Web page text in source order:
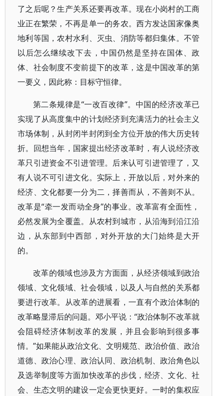
了之后呢？生产关系还要再改革。现在小岗村的工商
业正在繁荣，不再是单一的务农。西方发达国家像奥
地利等国，农村水利、灭虫、消防等都归集体。不管
以后怎么继续改下去，中国仍然是坚持在国体、政
体、社会制度不变前提下的改革，这是中国改革的第
一要义，因此称：目标守恒律。
第二条规律是“一改百改律”。中国的经济改革已
实现了从高度集中的计划经济到充满活力的社会主义
市场体制，从封闭半封闭到全方位开放的伟大历史转
折。回想当年，国家提出经济改革时，有人说经济改
革只引进资金不引进管理。后来认可引进管理了，又
有人说不可引进文化。实际上，开放以后，对外来的
经济、文化都要一分为二，择善而从，不善则不从。
改革是“牵一发而动全身”的事业。改革富有全面性，
必然发展为全覆盖。从农村到城市，从沿海到沿江沿
边，从东部到中西部，对外开放的大门始终是大开
的。
改革的领域也涉及方方面面，从经济领域到政治
领域、文化领域、社会领域，以及人与自然的关系都
要进行改革。从改革的进展看，一直有个政治体制的
改革略显滞后的问题。邓小平说：“政治体制不改革就
会阻碍经济体制改革的发展，并且会影响到很多事
情。”如果能从政治文化、文明规范、政治价值、政治
道德、政治心理、政治认同、政治机制、政治角色以
及选举制度等方面加快改革的步伐，经济、文化、社
会、生态文明的建设一定会更快更好。一时的集权应